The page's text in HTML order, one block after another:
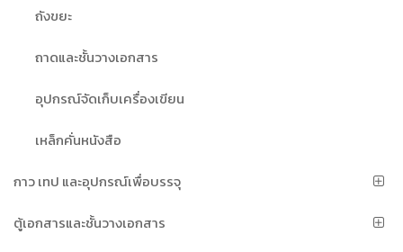
ถังขยะ
ถาดและชั้นวางเอกสาร
อุปกรณ์จัดเก็บเครื่องเขียน
เหล็กคั่นหนังสือ
กาว เทป และอุปกรณ์เพื่อบรรจุ
ตู้เอกสารและชั้นวางเอกสาร